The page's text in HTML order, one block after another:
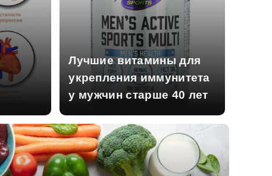
Лучшие витамины для
укрепления иммунитета
у мужчин старше 40 лет